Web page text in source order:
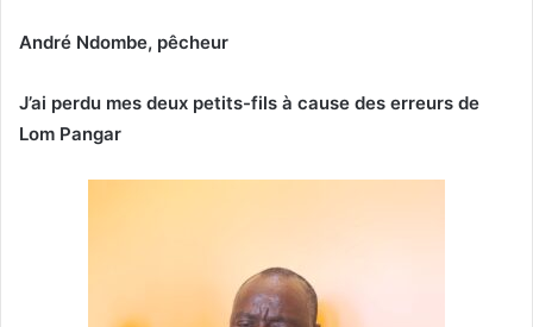
André Ndombe, pêcheur
J’ai perdu mes deux petits-fils à cause des erreurs de
Lom Pangar